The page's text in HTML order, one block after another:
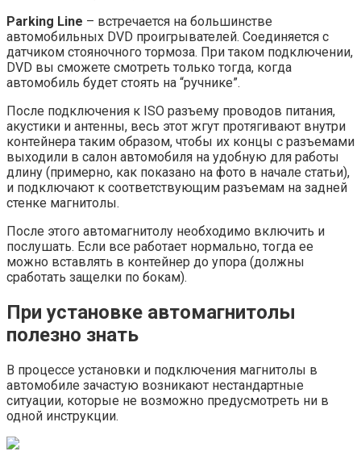
Parking Line – встречается на большинстве
автомобильных DVD проигрывателей. Соединяется с
датчиком стояночного тормоза. При таком подключении,
DVD вы сможете смотреть только тогда, когда
автомобиль будет стоять на “ручнике”.
После подключения к ISO разъему проводов питания,
акустики и антенны, весь этот жгут протягивают внутри
контейнера таким образом, чтобы их концы с разъемами
выходили в салон автомобиля на удобную для работы
длину (примерно, как показано на фото в начале статьи),
и подключают к соответствующим разъемам на задней
стенке магнитолы.
После этого автомагнитолу необходимо включить и
послушать. Если все работает нормально, тогда ее
можно вставлять в контейнер до упора (должны
сработать защелки по бокам).
При установке автомагнитолы
полезно знать
В процессе установки и подключения магнитолы в
автомобиле зачастую возникают нестандартные
ситуации, которые не возможно предусмотреть ни в
одной инструкции.